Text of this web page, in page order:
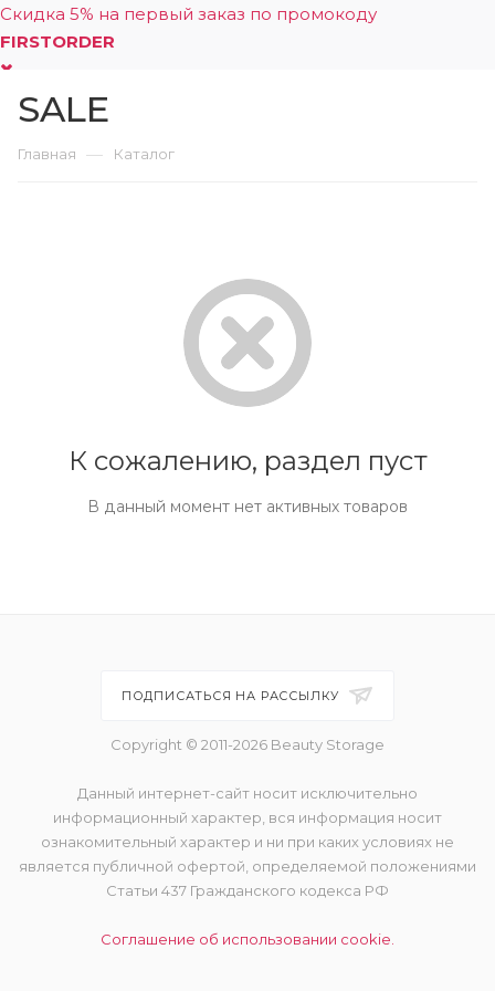
Скидка 5% на первый заказ по промокоду
FIRSTORDER
SALE
Главная — Каталог
К сожалению, раздел пуст
В данный момент нет активных товаров
ПОДПИСАТЬСЯ НА РАССЫЛКУ
Copyright © 2011-2026 Beauty Storage
Данный интернет-сайт носит исключительно
информационный характер, вся информация носит
ознакомительный характер и ни при каких условиях не
является публичной офертой, определяемой положениями
Статьи 437 Гражданского кодекса РФ
Соглашение об использовании cookie.